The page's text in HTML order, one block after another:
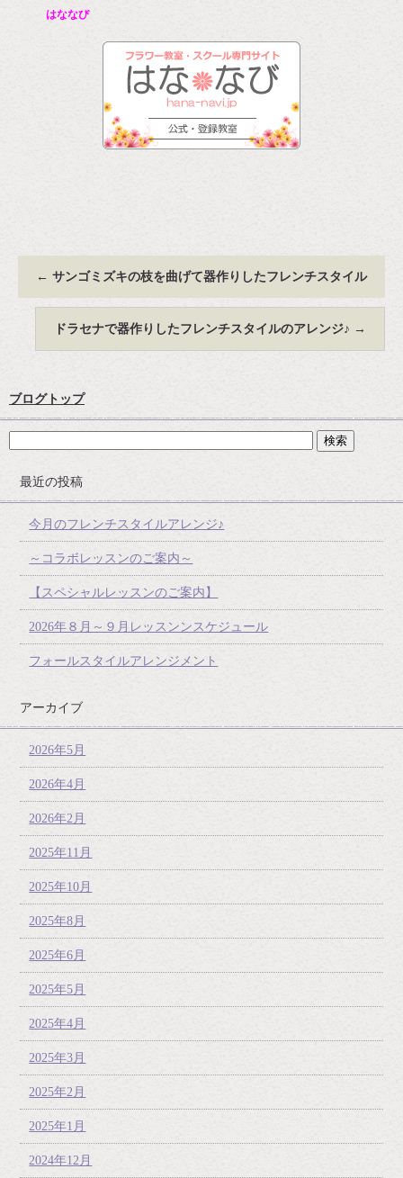
はななび
← サンゴミズキの枝を曲げて器作りしたフレンチスタイル
ドラセナで器作りしたフレンチスタイルのアレンジ♪ →
ブログトップ
最近の投稿
今月のフレンチスタイルアレンジ♪
～コラボレッスンのご案内～
【スペシャルレッスンのご案内】
2026年８月～９月レッスンンスケジュール
フォールスタイルアレンジメント
アーカイブ
2026年5月
2026年4月
2026年2月
2025年11月
2025年10月
2025年8月
2025年6月
2025年5月
2025年4月
2025年3月
2025年2月
2025年1月
2024年12月